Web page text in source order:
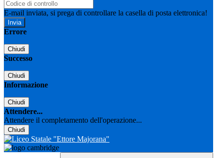
E-mail inviata, si prega di controllare la casella di posta elettronica!
Errore
Chiudi
Successo
Chiudi
Informazione
Chiudi
Attendere...
Attendere il completamento dell'operazione...
Chiudi